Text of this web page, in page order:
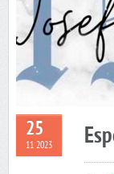
25
11 2023